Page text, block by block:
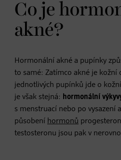
Co je
akné?
Hormonální akné a pupínky
to samé: Zatímco akné je kožní
jednotlivých pupínků jde o
je však stejná: hormonální
s menstruací nebo po vysazení
působení hormonů
testosteronu jsou pak v